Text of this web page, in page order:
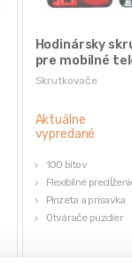
Skrutkovače
Hodinársky
pre mobilné
KD10952
Aktuálne
vypredané
100 bitov
Flexibilné
Pinzeta a prísavka
Otvárače puzdier